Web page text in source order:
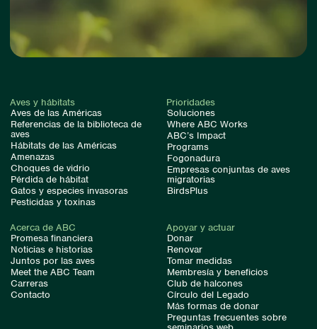
Aves y hábitats
Aves de las Américas
Referencias de la biblioteca de
aves
Hábitats de las Américas
Amenazas
Choques de vidrio
Pérdida de hábitat
Gatos y especies invasoras
Pesticidas y toxinas
Prioridades
Soluciones
Where ABC Works
ABC’s Impact
Programs
Fogonadura
Empresas conjuntas de aves
migratorias
BirdsPlus
Acerca de ABC
Promesa financiera
Noticias e historias
Juntos por las aves
Meet the ABC Team
Carreras
Contacto
Apoyar y actuar
Donar
Renovar
Tomar medidas
Membresía y beneficios
Club de halcones
Círculo del Legado
Más formas de donar
Preguntas frecuentes sobre